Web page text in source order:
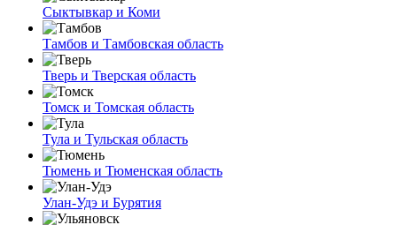
Сыктывкар и Коми
Тамбов и Тамбовская область
Тверь и Тверская область
Томск и Томская область
Тула и Тульская область
Тюмень и Тюменская область
Улан-Удэ и Бурятия